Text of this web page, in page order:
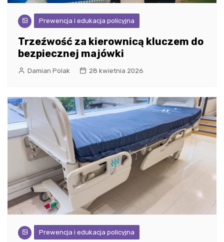
Prewencja i edukacja policyjna
Trzeźwość za kierownicą kluczem do
bezpiecznej majówki
Damian Polak 28 kwietnia 2026
Prewencja i edukacja policyjna